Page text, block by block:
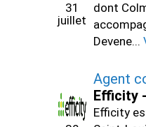
31
juillet
dont
Devene...
Agent
Efficity -
Efficity